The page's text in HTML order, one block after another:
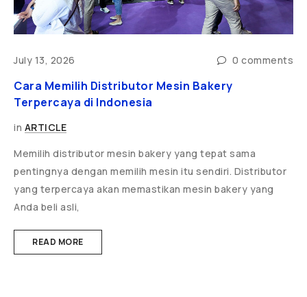
July 13, 2026 0 comments
Cara Memilih Distributor Mesin Bakery
Terpercaya di Indonesia
in ARTICLE
Memilih distributor mesin bakery yang tepat sama
pentingnya dengan memilih mesin itu sendiri. Distributor
yang terpercaya akan memastikan mesin bakery yang
Anda beli asli,
READ MORE